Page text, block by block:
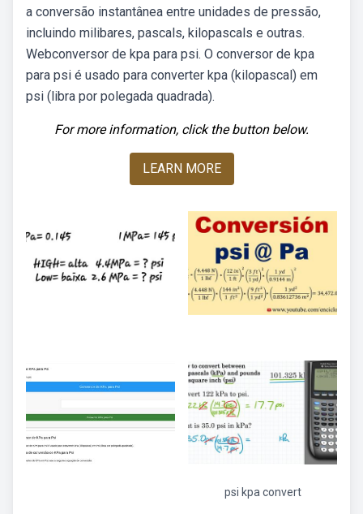
a conversão instantânea entre unidades de pressão,
incluindo milibares, pascals, kilopascals e outras.
Webconversor de kpa para psi. O conversor de kpa
para psi é usado para converter kpa (kilopascal) em
psi (libra por polegada quadrada).
For more information, click the button below.
LEARN MORE
psi kpa convert